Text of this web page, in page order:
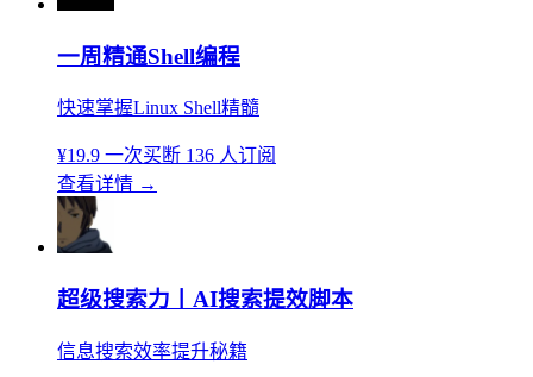
一周精通Shell编程
快速掌握Linux Shell精髓
¥19.9 一次买断 136 人订阅
查看详情 →
超级搜索力丨AI搜索提效脚本
信息搜索效率提升秘籍